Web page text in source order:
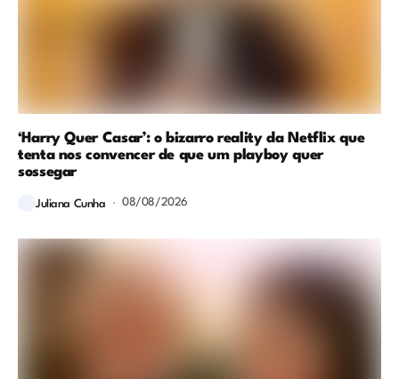
‘Harry Quer Casar’: o bizarro reality da Netflix que
tenta nos convencer de que um playboy quer
sossegar
Juliana Cunha 08/08/2026